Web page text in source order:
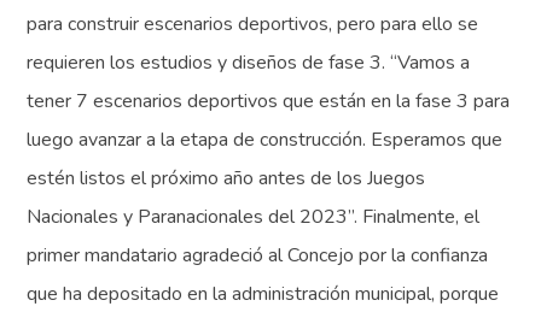
para construir escenarios deportivos, pero para ello se
requieren los estudios y diseños de fase 3. “Vamos a
tener 7 escenarios deportivos que están en la fase 3 para
luego avanzar a la etapa de construcción. Esperamos que
estén listos el próximo año antes de los Juegos
Nacionales y Paranacionales del 2023”. Finalmente, el
primer mandatario agradeció al Concejo por la confianza
que ha depositado en la administración municipal, porque